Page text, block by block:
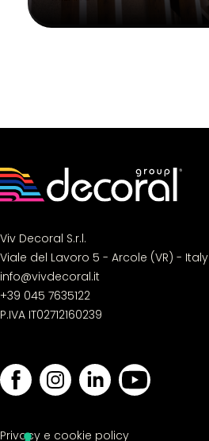
Viv Decoral S.r.l.
Viale del Lavoro 5 - Arcole (VR) - Italy
info@vivdecoral.it
+39 045 7635122
P.IVA IT02712160239
Privacy e cookie policy